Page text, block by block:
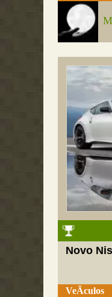
Novo
VeÃ­culos